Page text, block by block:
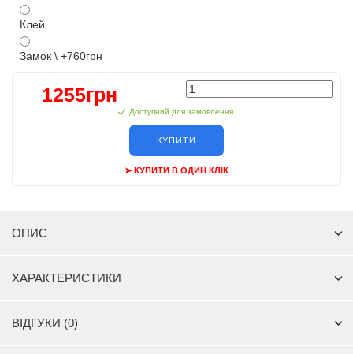
Клей
Замок \ +760грн
1255грн
Доступний для замовлення
КУПИТИ
➤ КУПИТИ В ОДИН КЛІК
ОПИС
ХАРАКТЕРИСТИКИ
ВІДГУКИ (0)